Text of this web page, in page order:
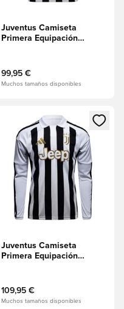
Juventus Camiseta
Primera Equipación
99,95 €
Muchos tamaños disponibles
o registrarse como
Abre un modal para iniciar
Juventus Camiseta
Primera Equipación
109,95 €
Muchos tamaños disponibles